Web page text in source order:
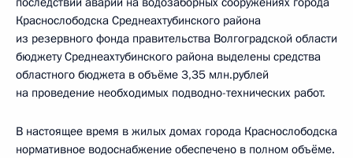
Краснослободска Среднеахтубинского района
из резервного фонда правительства Волгоградской области
бюджету Среднеахтубинского района выделены средства
областного бюджета в объёме 3,35 млн.рублей
на проведение необходимых подводно-технических работ.
В настоящее время в жилых домах города Краснослободска
нормативное водоснабжение обеспечено в полном объёме.